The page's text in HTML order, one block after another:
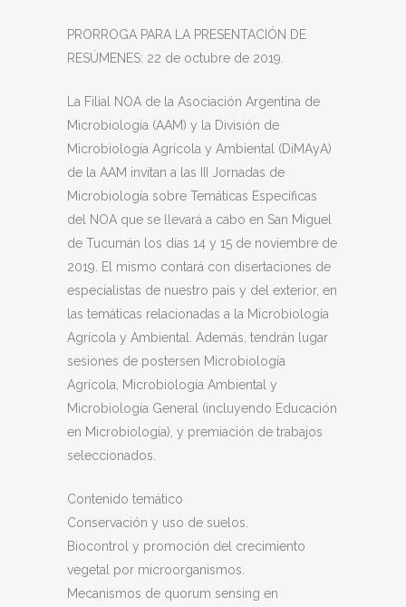
PRORROGA PARA LA PRESENTACIÓN DE
RESÚMENES: 22 de octubre de 2019.
La Filial NOA de la Asociación Argentina de
Microbiología (AAM) y la División de
Microbiología Agrícola y Ambiental (DiMAyA)
de la AAM invitan a las III Jornadas de
Microbiología sobre Temáticas Específicas
del NOA que se llevará a cabo en San Miguel
de Tucumán los días 14 y 15 de noviembre de
2019. El mismo contará con disertaciones de
especialistas de nuestro país y del exterior, en
las temáticas relacionadas a la Microbiología
Agrícola y Ambiental. Además, tendrán lugar
sesiones de postersen Microbiología
Agrícola, Microbiología Ambiental y
Microbiología General (incluyendo Educación
en Microbiología), y premiación de trabajos
seleccionados.
Contenido temático
Conservación y uso de suelos.
Biocontrol y promoción del crecimiento
vegetal por microorganismos.
Mecanismos de quorum sensing en